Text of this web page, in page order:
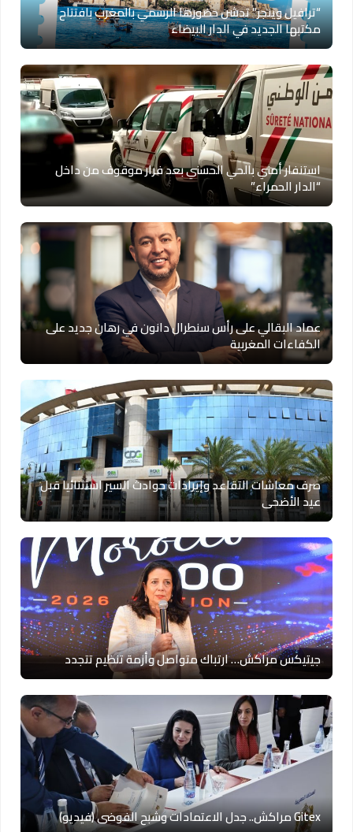
“ترافيل وينجز” تدشن حضورها الرسمي بالمغرب بافتتاح
مكتبها الجديد في الدار البيضاء
استنفار أمني بالحي الحسني بعد فرار موقوف من داخل
“الدار الحمراء”
عماد البقالي على رأس سنطرال دانون في رهان جديد على
الكفاءات المغربية
صرف معاشات التقاعد وإيرادات حوادث السير استثنائيا قبل
عيد الأضحى
جيتيكس مراكش… ارتباك متواصل وأزمة تنظيم تتجدد
Gitex مراكش.. جدل الاعتمادات وشبح الفوضى (فيديو)